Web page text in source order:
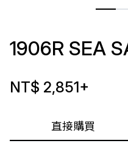
直接購買
1906R SEA
NT$ 2,851+